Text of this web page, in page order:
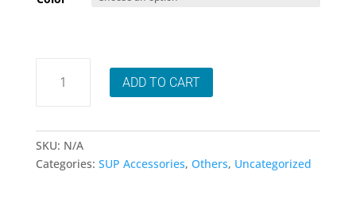
Flexible
quantity
ADD TO CART
SKU: N/A
Categories: SUP Accessories, Others, Uncategorized